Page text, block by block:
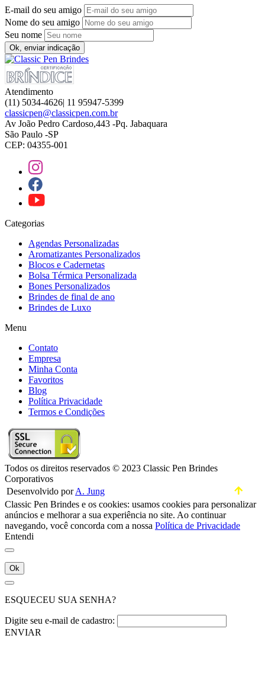
E-mail do seu amigo
Nome do seu amigo
Seu nome
Ok, enviar indicação
Atendimento
(11) 5034-4626| 11 95947-5399
classicpen@classicpen.com.br
Av João Pedro Cardoso,443 -Pq. Jabaquara
São Paulo -SP
CEP: 04355-001
Categorias
Agendas Personalizadas
Aromatizantes Personalizados
Blocos e Cadernetas
Bolsa Térmica Personalizada
Bones Personalizados
Brindes de final de ano
Brindes de Luxo
Menu
Contato
Empresa
Minha Conta
Favoritos
Blog
Política Privacidade
Termos e Condições
Todos os direitos reservados © 2023 Classic Pen Brindes
Corporativos
Desenvolvido porA. Jung
Classic Pen Brindes e os cookies: usamos cookies para personalizar
anúncios e melhorar a sua experiência no site. Ao continuar
navegando, você concorda com a nossa Política de Privacidade
Entendi
Ok
ESQUECEU SUA SENHA?
Digite seu e-mail de cadastro:
ENVIAR